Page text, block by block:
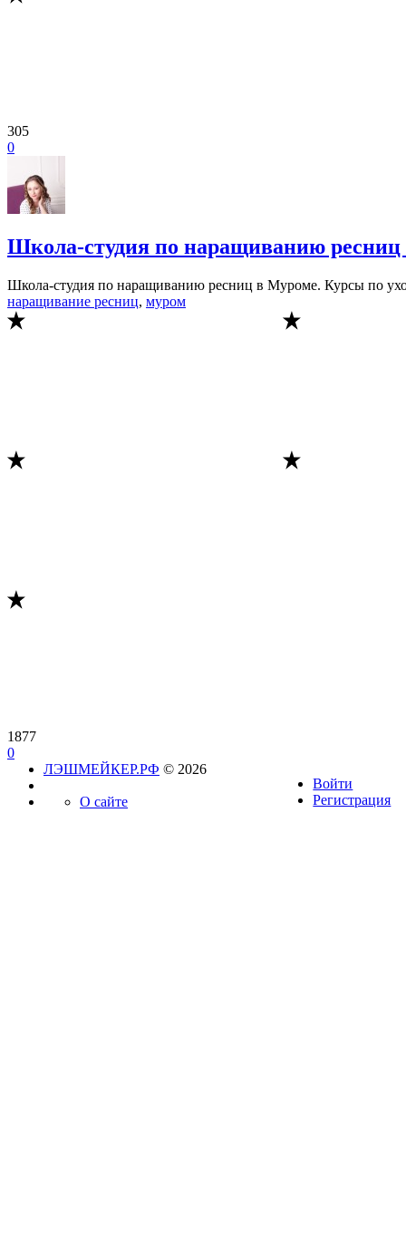
305
0
Школа-студия по наращиванию
Школа-студия по наращиванию ресниц в Муроме. Курсы по
наращивание ресниц, муром
1877
0
Войти
Регистрация
ЛЭШМЕЙКЕР.РФ © 2026
О сайте